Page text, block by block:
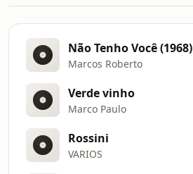
Não Tenho Você (1968)
Marcos Roberto
Verde vinho
Marco Paulo
Rossini
VARIOS